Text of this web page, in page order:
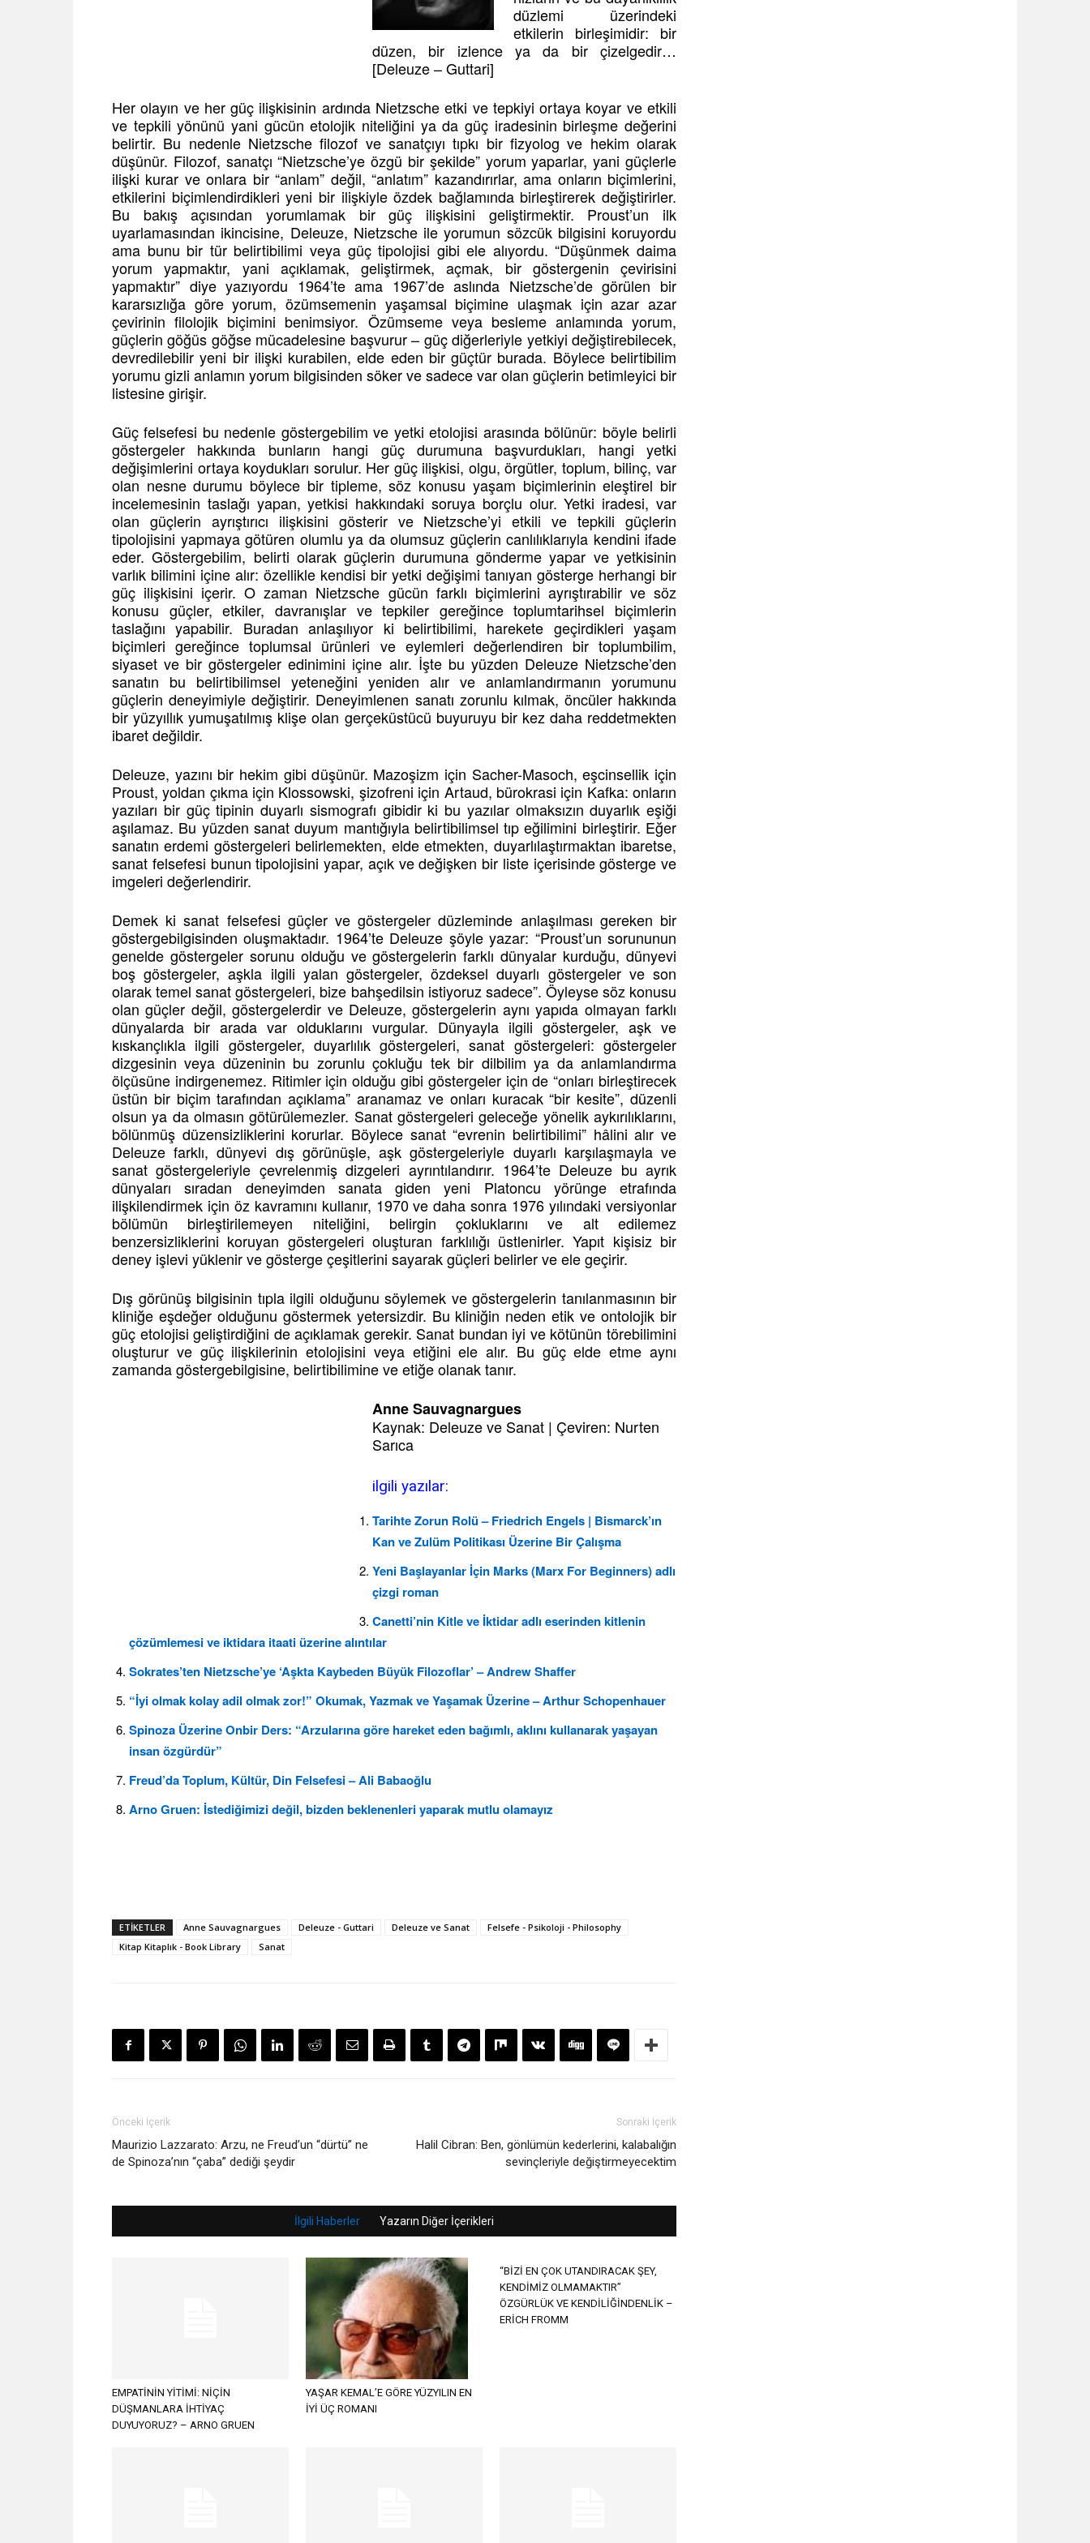
düzlemi üzerindeki
etkilerin birleşimidir: bir
düzen, bir izlence ya da bir çizelgedir…
[Deleuze – Guttari]
Her olayın ve her güç ilişkisinin ardında Nietzsche etki ve tepkiyi ortaya koyar ve etkili
ve tepkili yönünü yani gücün etolojik niteliğini ya da güç iradesinin birleşme değerini
belirtir. Bu nedenle Nietzsche filozof ve sanatçıyı tıpkı bir fizyolog ve hekim olarak
düşünür. Filozof, sanatçı “Nietzsche’ye özgü bir şekilde” yorum yaparlar, yani güçlerle
ilişki kurar ve onlara bir “anlam” değil, “anlatım” kazandırırlar, ama onların biçimlerini,
etkilerini biçimlendirdikleri yeni bir ilişkiyle özdek bağlamında birleştirerek değiştirirler.
Bu bakış açısından yorumlamak bir güç ilişkisini geliştirmektir. Proust’un ilk
uyarlamasından ikincisine, Deleuze, Nietzsche ile yorumun sözcük bilgisini koruyordu
ama bunu bir tür belirtibilimi veya güç tipolojisi gibi ele alıyordu. “Düşünmek daima
yorum yapmaktır, yani açıklamak, geliştirmek, açmak, bir göstergenin çevirisini
yapmaktır” diye yazıyordu 1964’te ama 1967’de aslında Nietzsche’de görülen bir
kararsızlığa göre yorum, özümsemenin yaşamsal biçimine ulaşmak için azar azar
çevirinin filolojik biçimini benimsiyor. Özümseme veya besleme anlamında yorum,
güçlerin göğüs göğse mücadelesine başvurur – güç diğerleriyle yetkiyi değiştirebilecek,
devredilebilir yeni bir ilişki kurabilen, elde eden bir güçtür burada. Böylece belirtibilim
yorumu gizli anlamın yorum bilgisinden söker ve sadece var olan güçlerin betimleyici bir
listesine girişir.
Güç felsefesi bu nedenle göstergebilim ve yetki etolojisi arasında bölünür: böyle belirli
göstergeler hakkında bunların hangi güç durumuna başvurdukları, hangi yetki
değişimlerini ortaya koydukları sorulur. Her güç ilişkisi, olgu, örgütler, toplum, bilinç, var
olan nesne durumu böylece bir tipleme, söz konusu yaşam biçimlerinin eleştirel bir
incelemesinin taslağı yapan, yetkisi hakkındaki soruya borçlu olur. Yetki iradesi, var
olan güçlerin ayrıştırıcı ilişkisini gösterir ve Nietzsche’yi etkili ve tepkili güçlerin
tipolojisini yapmaya götüren olumlu ya da olumsuz güçlerin canlılıklarıyla kendini ifade
eder. Göstergebilim, belirti olarak güçlerin durumuna gönderme yapar ve yetkisinin
varlık bilimini içine alır: özellikle kendisi bir yetki değişimi tanıyan gösterge herhangi bir
güç ilişkisini içerir. O zaman Nietzsche gücün farklı biçimlerini ayrıştırabilir ve söz
konusu güçler, etkiler, davranışlar ve tepkiler gereğince toplumtarihsel biçimlerin
taslağını yapabilir. Buradan anlaşılıyor ki belirtibilimi, harekete geçirdikleri yaşam
biçimleri gereğince toplumsal ürünleri ve eylemleri değerlendiren bir toplumbilim,
siyaset ve bir göstergeler edinimini içine alır. İşte bu yüzden Deleuze Nietzsche’den
sanatın bu belirtibilimsel yeteneğini yeniden alır ve anlamlandırmanın yorumunu
güçlerin deneyimiyle değiştirir. Deneyimlenen sanatı zorunlu kılmak, öncüler hakkında
bir yüzyıllık yumuşatılmış klişe olan gerçeküstücü buyuruyu bir kez daha reddetmekten
ibaret değildir.
Deleuze, yazını bir hekim gibi düşünür. Mazoşizm için Sacher-Masoch, eşcinsellik için
Proust, yoldan çıkma için Klossowski, şizofreni için Artaud, bürokrasi için Kafka: onların
yazıları bir güç tipinin duyarlı sismografı gibidir ki bu yazılar olmaksızın duyarlık eşiği
aşılamaz. Bu yüzden sanat duyum mantığıyla belirtibilimsel tıp eğilimini birleştirir. Eğer
sanatın erdemi göstergeleri belirlemekten, elde etmekten, duyarlılaştırmaktan ibaretse,
sanat felsefesi bunun tipolojisini yapar, açık ve değişken bir liste içerisinde gösterge ve
imgeleri değerlendirir.
Demek ki sanat felsefesi güçler ve göstergeler düzleminde anlaşılması gereken bir
göstergebilgisinden oluşmaktadır. 1964’te Deleuze şöyle yazar: “Proust’un sorununun
genelde göstergeler sorunu olduğu ve göstergelerin farklı dünyalar kurduğu, dünyevi
boş göstergeler, aşkla ilgili yalan göstergeler, özdeksel duyarlı göstergeler ve son
olarak temel sanat göstergeleri, bize bahşedilsin istiyoruz sadece”. Öyleyse söz konusu
olan güçler değil, göstergelerdir ve Deleuze, göstergelerin aynı yapıda olmayan farklı
dünyalarda bir arada var olduklarını vurgular. Dünyayla ilgili göstergeler, aşk ve
kıskançlıkla ilgili göstergeler, duyarlılık göstergeleri, sanat göstergeleri: göstergeler
dizgesinin veya düzeninin bu zorunlu çokluğu tek bir dilbilim ya da anlamlandırma
ölçüsüne indirgenemez. Ritimler için olduğu gibi göstergeler için de “onları birleştirecek
üstün bir biçim tarafından açıklama” aranamaz ve onları kuracak “bir kesite”, düzenli
olsun ya da olmasın götürülemezler. Sanat göstergeleri geleceğe yönelik aykırılıklarını,
bölünmüş düzensizliklerini korurlar. Böylece sanat “evrenin belirtibilimi” hâlini alır ve
Deleuze farklı, dünyevi dış görünüşle, aşk göstergeleriyle duyarlı karşılaşmayla ve
sanat göstergeleriyle çevrelenmiş dizgeleri ayrıntılandırır. 1964’te Deleuze bu ayrık
dünyaları sıradan deneyimden sanata giden yeni Platoncu yörünge etrafında
ilişkilendirmek için öz kavramını kullanır, 1970 ve daha sonra 1976 yılındaki versiyonlar
bölümün birleştirilemeyen niteliğini, belirgin çokluklarını ve alt edilemez
benzersizliklerini koruyan göstergeleri oluşturan farklılığı üstlenirler. Yapıt kişisiz bir
deney işlevi yüklenir ve gösterge çeşitlerini sayarak güçleri belirler ve ele geçirir.
Dış görünüş bilgisinin tıpla ilgili olduğunu söylemek ve göstergelerin tanılanmasının bir
kliniğe eşdeğer olduğunu göstermek yetersizdir. Bu kliniğin neden etik ve ontolojik bir
güç etolojisi geliştirdiğini de açıklamak gerekir. Sanat bundan iyi ve kötünün törebilimini
oluşturur ve güç ilişkilerinin etolojisini veya etiğini ele alır. Bu güç elde etme aynı
zamanda göstergebilgisine, belirtibilimine ve etiğe olanak tanır.
Anne Sauvagnargues
Kaynak: Deleuze ve Sanat | Çeviren: Nurten
Sarıca
ilgili yazılar:
Tarihte Zorun Rolü – Friedrich Engels | Bismarck’ın
Kan ve Zulüm Politikası Üzerine Bir Çalışma
Yeni Başlayanlar İçin Marks (Marx For Beginners) adlı
çizgi roman
Canetti’nin Kitle ve İktidar adlı eserinden kitlenin
çözümlemesi ve iktidara itaati üzerine alıntılar
Sokrates’ten Nietzsche’ye ‘Aşkta Kaybeden Büyük Filozoflar’ – Andrew Shaffer
“İyi olmak kolay adil olmak zor!” Okumak, Yazmak ve Yaşamak Üzerine – Arthur Schopenhauer
Spinoza Üzerine Onbir Ders: “Arzularına göre hareket eden bağımlı, aklını kullanarak yaşayan
insan özgürdür”
Freud’da Toplum, Kültür, Din Felsefesi – Ali Babaoğlu
Arno Gruen: İstediğimizi değil, bizden beklenenleri yaparak mutlu olamayız
ETIKETLER Anne Sauvagnargues Deleuze - Guttari Deleuze ve Sanat
Felsefe - Psikoloji - Philosophy
Kitap Kitaplık - Book Library
Sanat
Önceki İçerik
Maurizio Lazzarato: Arzu, ne Freud’un “dürtü” ne
de Spinoza’nın “çaba” dediği şeydir
Sonraki İçerik
Halil Cibran: Ben, gönlümün kederlerini, kalabalığın
sevinçleriyle değiştirmeyecektim
İlgili Haberler Yazarın Diğer İçerikleri
EMPATİNİN YİTİMİ: NİÇİN
DÜŞMANLARA İHTİYAÇ
DUYUYORUZ? – ARNO GRUEN
YAŞAR KEMAL’E GÖRE YÜZYILIN EN
İYİ ÜÇ ROMANI
“BİZİ EN ÇOK UTANDIRACAK ŞEY,
KENDİMİZ OLMAMAKTIR”
ÖZGÜRLÜK VE KENDİLİĞİNDENLİK –
ERİCH FROMM